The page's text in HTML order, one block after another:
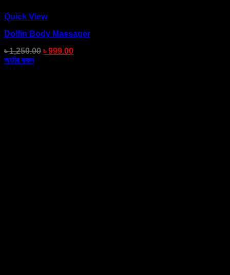
Quick View
Dolfin Body Massager
৳1,250.00 ৳999.00
অর্ডার করুন